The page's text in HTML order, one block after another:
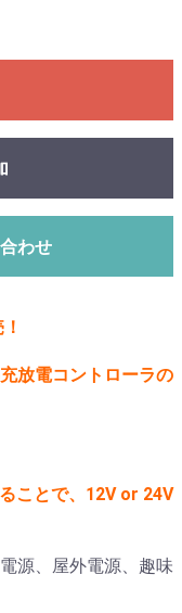
わせ
放電コントローラの
ことで、12V or 24V
源、屋外電源、趣味